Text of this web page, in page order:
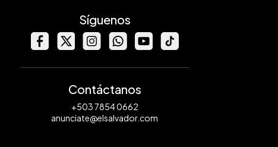
Síguenos
Contáctanos
+503 7854 0662
anunciate@elsalvador.com